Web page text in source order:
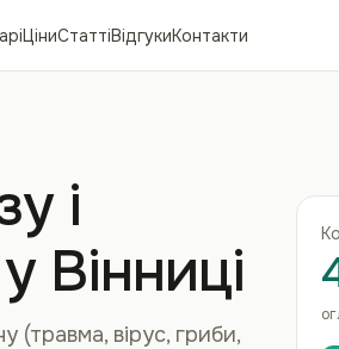
ЦіниСтаттіВідгукиКонтакти
і
Вінниці
(травма, вірус, гриби,